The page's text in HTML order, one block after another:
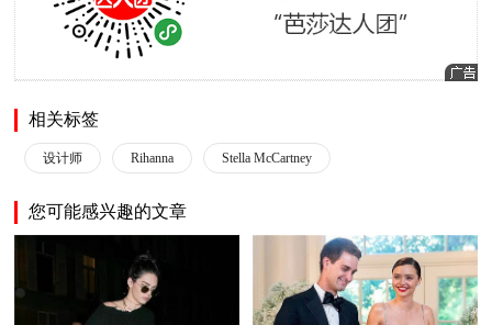
相关标签
设计师 Rihanna Stella McCartney
您可能感兴趣的文章